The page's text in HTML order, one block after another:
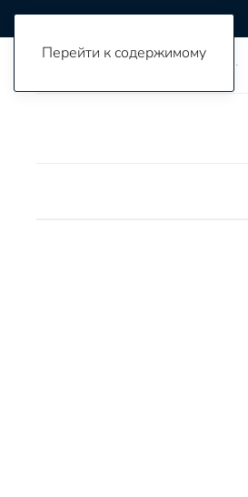
Перейти к содержимому
Мероприятия